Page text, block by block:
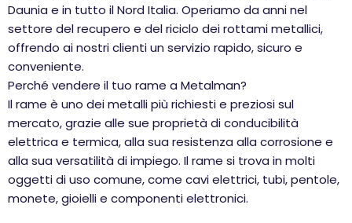
Daunia e in tutto il Nord Italia. Operiamo da anni nel
settore del recupero e del riciclo dei rottami metallici,
offrendo ai nostri clienti un servizio rapido, sicuro e
conveniente.
Perché vendere il tuo rame a Metalman?
Il rame è uno dei metalli più richiesti e preziosi sul
mercato, grazie alle sue proprietà di conducibilità
elettrica e termica, alla sua resistenza alla corrosione e
alla sua versatilità di impiego. Il rame si trova in molti
oggetti di uso comune, come cavi elettrici, tubi, pentole,
monete, gioielli e componenti elettronici.